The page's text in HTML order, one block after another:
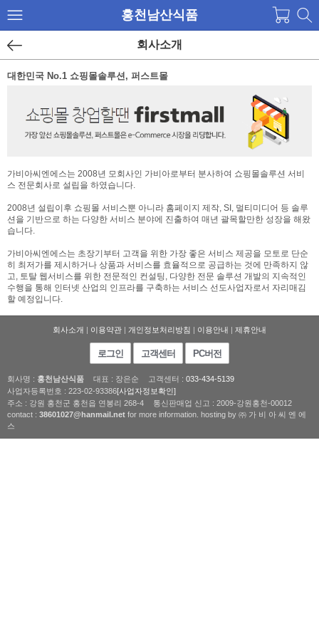
홍천남산식품
회사소개
대한민국 No.1 쇼핑몰솔루션, 퍼스트몰
가비아씨엔에스는 2008년 모회사인 가비아로부터 분사하여 쇼핑몰솔루션 서비
스 전문회사로 설립을 하였습니다.
2008년 설립이후 쇼핑몰 서비스뿐 아니라 홈페이지 제작, SI, 멀티미디어 등 솔루
션을 기반으로 하는 다양한 서비스 분야에 진출하여 매년 괄목할만한 성장을 해왔
습니다.
가비아씨엔에스는 초장기부터 고객을 위한 가장 좋은 서비스 제공을 모토로 단순
히 최저가를 제시하거나 상품과 서비스를 효율적으로 공급하는 것에 만족하지 않
고, 토탈 웹서비스를 위한 전문적인 컨설팅, 다양한 전문 솔루션 개발의 지속적인
수행을 통해 인터넷 산업의 인프라를 구축하는 서비스 선도사업자로서 자리매김
할 예정입니다.
회사소개 | 이용약관 | 개인정보처리방침 | 이용안내 | 제휴안내
로그인 고객센터 PC버전
회사명 : 홍천남산식품 대표 : 장은순 고객센터 : 033-434-5139
사업자등록번호 : 223-02-93386[사업자정보확인]
주소 : 강원 홍천군 홍천읍 연봉리 268-4
통신판매업 신고 : 2009-강원홍천-00012
contact : 38601027@hanmail.net for more information. hosting by ㈜ 가 비 아 씨 엔 에
스